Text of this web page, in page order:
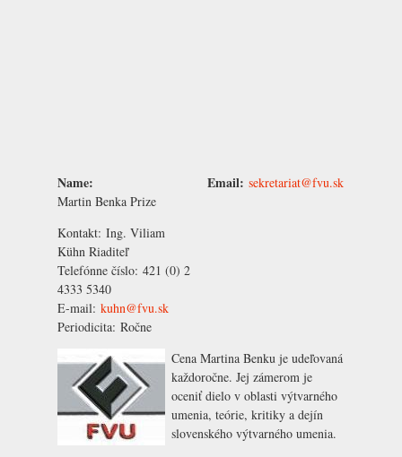
Name:
Martin Benka Prize
Kontakt: Ing. Viliam
Kühn Riaditeľ
Telefónne číslo: 421 (0) 2
4333 5340
E-mail: kuhn@fvu.sk
Periodicita: Ročne
Email: sekretariat@fvu.sk
Cena Martina Benku je udeľovaná
každoročne. Jej zámerom je
oceniť dielo v oblasti výtvarného
umenia, teórie, kritiky a dejín
slovenského výtvarného umenia.